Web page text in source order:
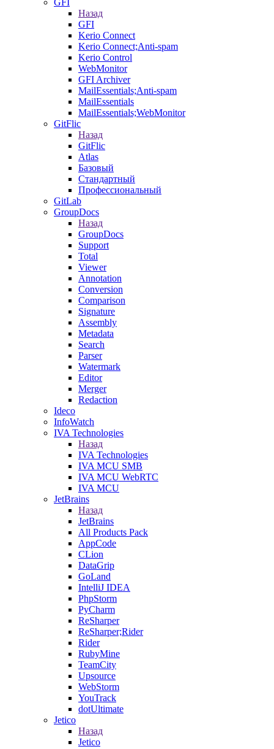
GFI
Назад
GFI
Kerio Connect
Kerio Connect;Anti-spam
Kerio Control
WebMonitor
GFI Archiver
MailEssentials;Anti-spam
MailEssentials
MailEssentials;WebMonitor
GitFlic
Назад
GitFlic
Atlas
Базовый
Стандартный
Профессиональный
GitLab
GroupDocs
Назад
GroupDocs
Support
Total
Viewer
Annotation
Conversion
Comparison
Signature
Assembly
Metadata
Search
Parser
Watermark
Editor
Merger
Redaction
Ideco
InfoWatch
IVA Technologies
Назад
IVA Technologies
IVA MCU SMB
IVA MCU WebRTC
IVA MCU
JetBrains
Назад
JetBrains
All Products Pack
AppCode
CLion
DataGrip
GoLand
IntelliJ IDEA
PhpStorm
PyCharm
ReSharper
ReSharper;Rider
Rider
RubyMine
TeamCity
Upsource
WebStorm
YouTrack
dotUltimate
Jetico
Назад
Jetico